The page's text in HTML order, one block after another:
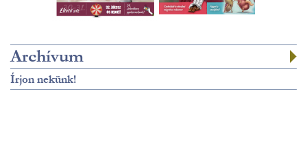
Archívum
Írjon nekünk!